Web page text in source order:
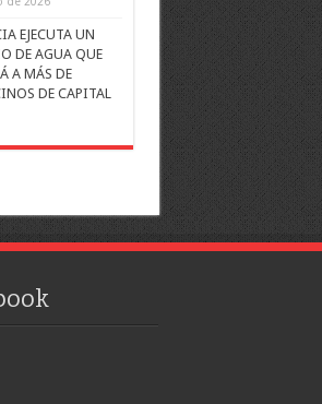
EJECUTA UN
DE AGUA QUE
A MÁS DE
DE CAPITAL